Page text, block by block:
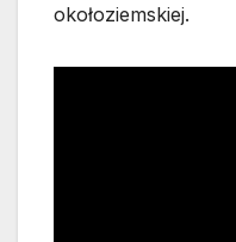
okołoziemskiej.